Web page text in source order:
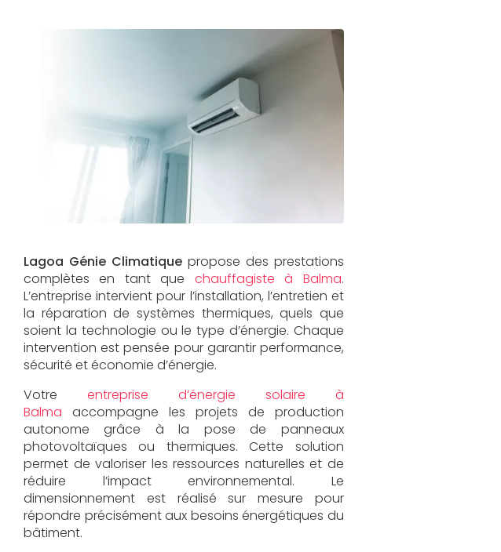
Lagoa Génie Climatique propose des prestations
complètes en tant que chauffagiste à Balma.
L’entreprise intervient pour l’installation, l’entretien et
la réparation de systèmes thermiques, quels que
soient la technologie ou le type d’énergie. Chaque
intervention est pensée pour garantir performance,
sécurité et économie d’énergie.
Votre entreprise d’énergie solaire à
Balma accompagne les projets de production
autonome grâce à la pose de panneaux
photovoltaïques ou thermiques. Cette solution
permet de valoriser les ressources naturelles et de
réduire l’impact environnemental. Le
dimensionnement est réalisé sur mesure pour
répondre précisément aux besoins énergétiques du
bâtiment.